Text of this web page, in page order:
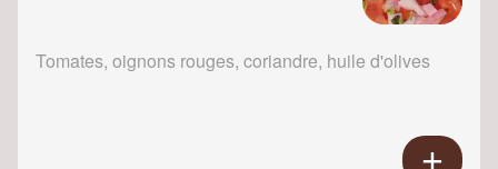
Tomates, oignons rouges, coriandre, huile d'olives